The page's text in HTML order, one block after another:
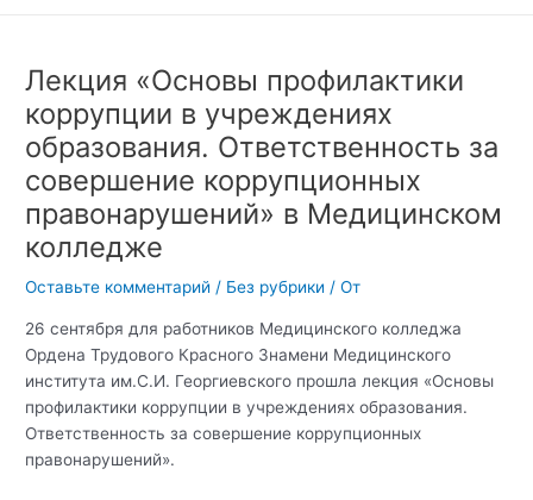
Лекция «Основы профилактики
коррупции в учреждениях
образования. Ответственность за
совершение коррупционных
правонарушений» в Медицинском
колледже
Оставьте комментарий / Без рубрики / От
26 сентября для работников Медицинского колледжа
Ордена Трудового Красного Знамени Медицинского
института им.С.И. Георгиевского прошла лекция «Основы
профилактики коррупции в учреждениях образования.
Ответственность за совершение коррупционных
правонарушений».